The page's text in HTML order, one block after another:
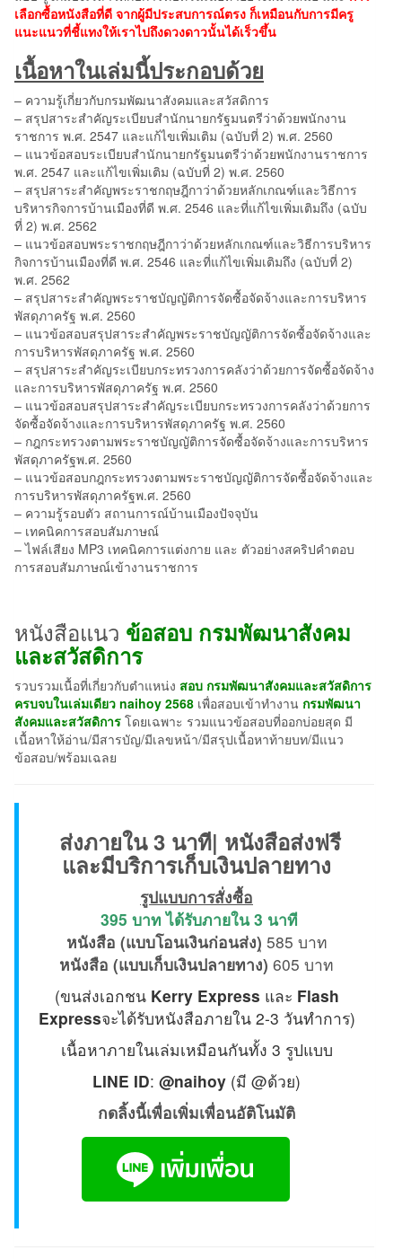
เลือกซื้อหนังสือที่ดี จากผู้มีประสบการณ์ตรง ก็เหมือนกับการมีครู
แนะแนวที่ชี้แทงให้เราไปถึงดวงดาวนั้นได้เร็วขึ้น
เนื้อหาในเล่มนี้ประกอบด้วย
– ความรู้เกี่ยวกับกรมพัฒนาสังคมและสวัสดิการ
– สรุปสาระสำคัญระเบียบสำนักนายกรัฐมนตรีว่าด้วยพนักงาน
ราชการ พ.ศ. 2547 และแก้ไขเพิ่มเติม (ฉบับที่ 2) พ.ศ. 2560
– แนวข้อสอบระเบียบสำนักนายกรัฐมนตรีว่าด้วยพนักงานราชการ
พ.ศ. 2547 และแก้ไขเพิ่มเติม (ฉบับที่ 2) พ.ศ. 2560
– สรุปสาระสำคัญพระราชกฤษฎีกาว่าด้วยหลักเกณฑ์และวิธีการ
บริหารกิจการบ้านเมืองที่ดี พ.ศ. 2546 และที่แก้ไขเพิ่มเติมถึง (ฉบับ
ที่ 2) พ.ศ. 2562
– แนวข้อสอบพระราชกฤษฎีกาว่าด้วยหลักเกณฑ์และวิธีการบริหาร
กิจการบ้านเมืองที่ดี พ.ศ. 2546 และที่แก้ไขเพิ่มเติมถึง (ฉบับที่ 2)
พ.ศ. 2562
– สรุปสาระสำคัญพระราชบัญญัติการจัดซื้อจัดจ้างและการบริหาร
พัสดุภาครัฐ พ.ศ. 2560
– แนวข้อสอบสรุปสาระสำคัญพระราชบัญญัติการจัดซื้อจัดจ้างและ
การบริหารพัสดุภาครัฐ พ.ศ. 2560
– สรุปสาระสำคัญระเบียบกระทรวงการคลังว่าด้วยการจัดซื้อจัดจ้าง
และการบริหารพัสดุภาครัฐ พ.ศ. 2560
– แนวข้อสอบสรุปสาระสำคัญระเบียบกระทรวงการคลังว่าด้วยการ
จัดซื้อจัดจ้างและการบริหารพัสดุภาครัฐ พ.ศ. 2560
– กฎกระทรวงตามพระราชบัญญัติการจัดซื้อจัดจ้างและการบริหาร
พัสดุภาครัฐพ.ศ. 2560
– แนวข้อสอบกฎกระทรวงตามพระราชบัญญัติการจัดซื้อจัดจ้างและ
การบริหารพัสดุภาครัฐพ.ศ. 2560
– ความรู้รอบตัว สถานการณ์บ้านเมืองปัจจุบัน
– เทคนิคการสอบสัมภาษณ์
– ไฟล์เสียง MP3 เทคนิคการแต่งกาย และ ตัวอย่างสคริปคำตอบ
การสอบสัมภาษณ์เข้างานราชการ
หนังสือแนว ข้อสอบ กรมพัฒนาสังคม
และสวัสดิการ
รวบรวมเนื้อที่เกี่ยวกับตำแหน่ง สอบ กรมพัฒนาสังคมและสวัสดิการ
ครบจบในเล่มเดียว naihoy 2568 เพื่อสอบเข้าทำงาน กรมพัฒนา
สังคมและสวัสดิการ โดยเฉพาะ รวมแนวข้อสอบที่ออกบ่อยสุด มี
เนื้อหาให้อ่าน/มีสารบัญ/มีเลขหน้า/มีสรุปเนื้อหาท้ายบท/มีแนว
ข้อสอบ/พร้อมเฉลย
ส่งภายใน 3 นาที| หนังสือส่งฟรี
และมีบริการเก็บเงินปลายทาง
รูปแบบการสั่งซื้อ
395 บาท ได้รับภายใน 3 นาที
หนังสือ (แบบโอนเงินก่อนส่ง) ุ 585 บาท
หนังสือ (แบบเก็บเงินปลายทาง) 605 บาท
(ขนส่งเอกชน Kerry Express และ Flash
Expressจะได้รับหนังสือภายใน 2-3 วันทำการ)
เนื้อหาภายในเล่มเหมือนกันทั้ง 3 รูปแบบ
LINE ID: @naihoy (มี @ด้วย)
กดลิ้งนี้เพื่อเพิ่มเพื่อนอัติโนมัติ